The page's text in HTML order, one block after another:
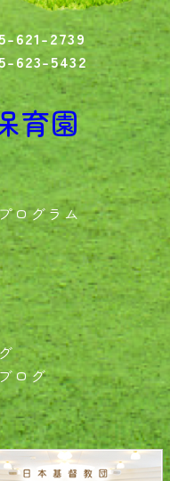
621-2739
623-5432
育園
ログラム
ログ